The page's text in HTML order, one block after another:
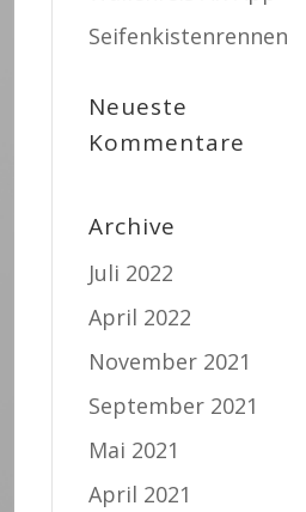
Seifenkistenrennen
Neueste
Kommentare
Archive
Juli 2022
April 2022
November 2021
September 2021
Mai 2021
April 2021